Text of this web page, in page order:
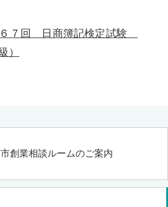
６７回 日商簿記検定試験
）
創業相談ルームのご案内